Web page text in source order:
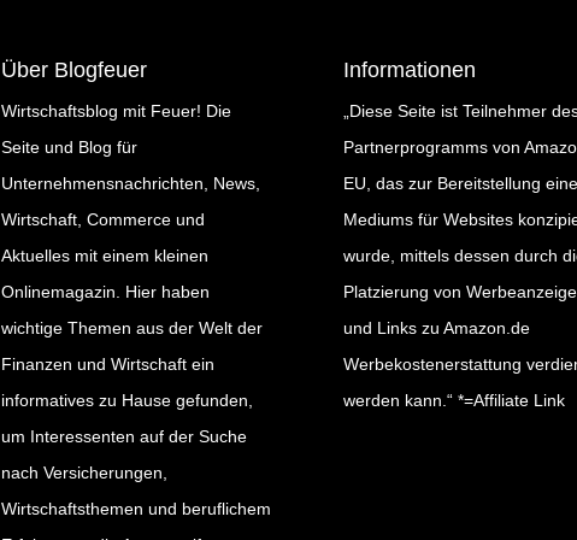
Über Blogfeuer
Wirtschaftsblog mit Feuer! Die
Seite und Blog für
Unternehmensnachrichten, News,
Wirtschaft, Commerce und
Aktuelles mit einem kleinen
Onlinemagazin. Hier haben
wichtige Themen aus der Welt der
Finanzen und Wirtschaft ein
informatives zu Hause gefunden,
um Interessenten auf der Suche
nach Versicherungen,
Wirtschaftsthemen und beruflichem
Informationen
„Diese Seite ist Teilnehmer
Partnerprogramms von
EU, das zur Bereitstellung
Mediums für Websites
wurde, mittels dessen durch
Platzierung von
und Links zu Amazon.de
Werbekostenerstattung
werden kann.“ *=Affiliate Link